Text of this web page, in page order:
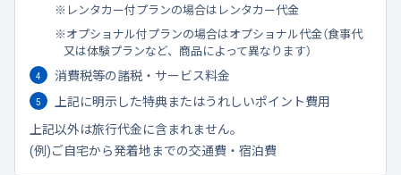
レンタカー付プランの場合はレンタカー代金
オプショナル付プランの場合はオプショナル代金（食事代
又は体験プランなど、商品によって異なります）
消費税等の諸税・サービス料金
上記に明示した特典またはうれしいポイント費用
上記以外は旅行代金に含まれません。
(例)ご自宅から発着地までの交通費・宿泊費